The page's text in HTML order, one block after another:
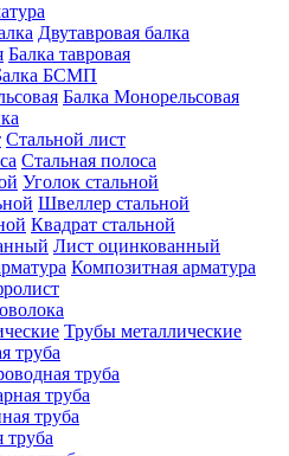
Двутавровая балка
Балка тавровая
БСМП
Балка Монорельсовая
Стальной лист
Стальная полоса
Уголок стальной
Швеллер стальной
Квадрат стальной
Лист оцинкованный
Композитная арматура
Трубы металлические
труба
труба
труба
труба
труба